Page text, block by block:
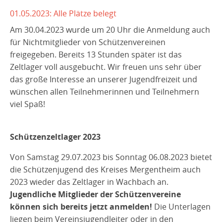
KK - Unterhebelrepetierer
Großkaliber
KK - Unterhebelrepetierer
Bogen
Großkaliber
KK - Unterhebelrepetierer
LG / LP / KK / SP
Bogen
Großkaliber
KK - Unterhebel
Bogen
Spopi
Bogen
LP
Spopi
Bogen
LG
LP
Spopi
KK
2022/2023
LG
LP
Spopi
2023
Zeltlagerzeitung
Tripsdrill
2020
Umzug in eine neue Lagerhalle
2021
2022
Zeltlagerzeitung
2023
2018
2019
2020
2021
2018
2019
2020
2021
01.05.2023: Alle Plätze belegt
Am 30.04.2023 wurde um 20 Uhr die Anmeldung auch
für Nichtmitglieder von Schützenvereinen
freigegeben. Bereits 13 Stunden später ist das
Zeltlager voll ausgebucht. Wir freuen uns sehr über
das große Interesse an unserer Jugendfreizeit und
wünschen allen Teilnehmerinnen und Teilnehmern
viel Spaß!
Schützenzeltlager 2023
Von Samstag 29.07.2023 bis Sonntag 06.08.2023 bietet
die Schützenjugend des Kreises Mergentheim auch
2023 wieder das Zeltlager in Wachbach an.
Jugendliche Mitglieder der Schützenvereine
können sich bereits jetzt anmelden! Die Unterlagen
liegen beim Vereinsjugendleiter oder in den